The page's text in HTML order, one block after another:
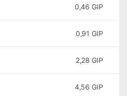
0,46 GIP
0,91 GIP
2,28 GIP
4,56 GIP